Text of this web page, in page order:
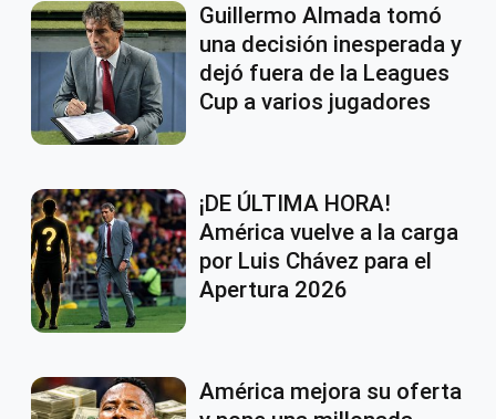
Guillermo Almada tomó
una decisión inesperada y
dejó fuera de la Leagues
Cup a varios jugadores
¡DE ÚLTIMA HORA!
América vuelve a la carga
por Luis Chávez para el
Apertura 2026
América mejora su oferta